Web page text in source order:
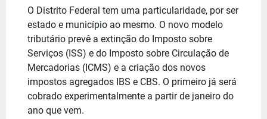
O Distrito Federal tem uma particularidade, por ser
estado e município ao mesmo. O novo modelo
tributário prevê a extinção do Imposto sobre
Serviços (ISS) e do Imposto sobre Circulação de
Mercadorias (ICMS) e a criação dos novos
impostos agregados IBS e CBS. O primeiro já será
cobrado experimentalmente a partir de janeiro do
ano que vem.